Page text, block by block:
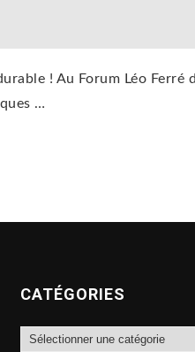
! Au Forum Léo Ferré
…
CATÉGORIES
Catégories